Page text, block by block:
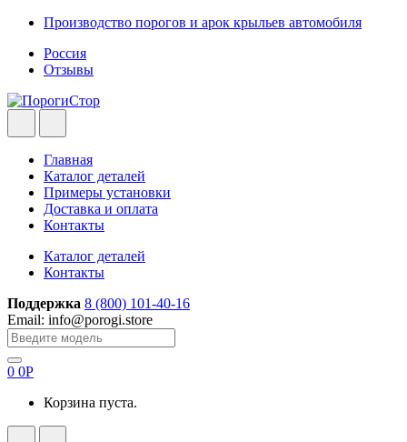
Skip
navigation
Skip
content
Производство порогов и арок крыльев автомобиля
Россия
Отзывы
Главная
Каталог деталей
Примеры установки
Доставка и оплата
Контакты
Каталог деталей
Контакты
Поддержка 8 (800) 101-40-16
Email: info@porogi.store
Search
for:
0 0Р
Корзина пуста.